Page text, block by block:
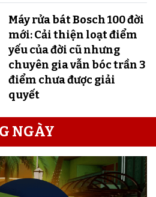
Máy rửa bát Bosch 100 đời
mới: Cải thiện loạt điểm
yếu của đời cũ nhưng
chuyên gia vẫn bóc trần 3
điểm chưa được giải
quyết
NGÀY